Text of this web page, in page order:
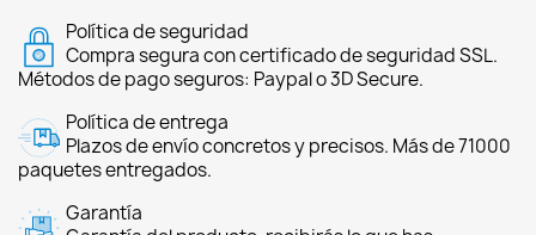
Política de seguridad
Compra segura con certificado de seguridad SSL.
Métodos de pago seguros: Paypal o 3D Secure.
Política de entrega
Plazos de envío concretos y precisos. Más de 71000
paquetes entregados.
Garantía